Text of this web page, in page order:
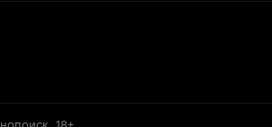
18+